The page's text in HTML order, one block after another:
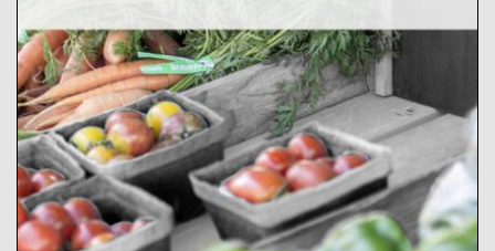
contextuelles spécifiques au pays et à
la région. Évaluer les impacts
environnementaux, sociaux et
économiques des différents canaux
de vente. »
Explorer l’outil